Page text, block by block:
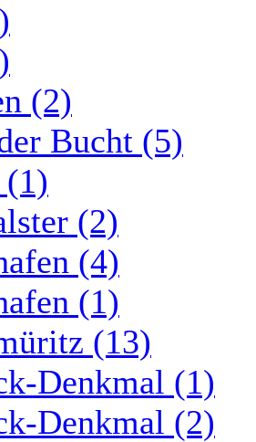
(2)
Bucht (5)
(2)
(4)
(1)
(13)
Denkmal (1)
Denkmal (2)